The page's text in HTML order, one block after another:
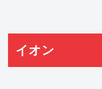
イオン